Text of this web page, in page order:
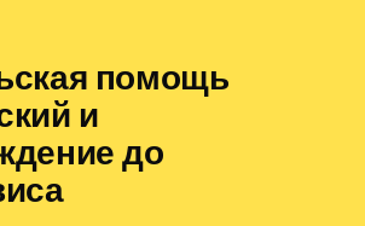
помощь
и
до